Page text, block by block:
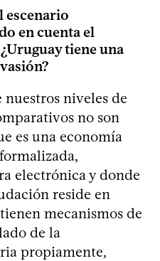
escenario
en cuenta el
tiene una
niveles de
no son
es una economía
electrónica y donde
reside en
mecanismos de
de la
propiamente,